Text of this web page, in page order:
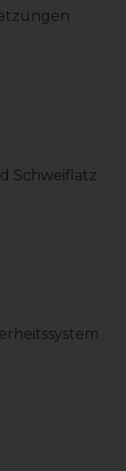
Schweiflatz